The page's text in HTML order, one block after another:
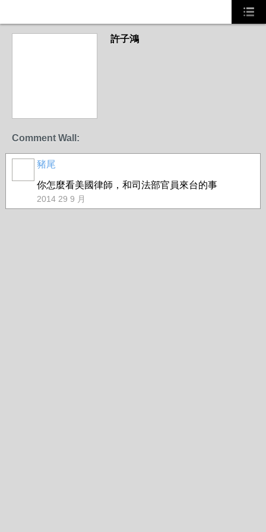
許子鴻
Comment Wall:
豬尾
你怎麼看美國律師，和司法部官員來台的事
2014 29 9 月